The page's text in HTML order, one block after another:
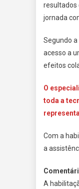
resultados
jornada
Segundo
acesso a
efeitos
O
toda a
Com a
a
A